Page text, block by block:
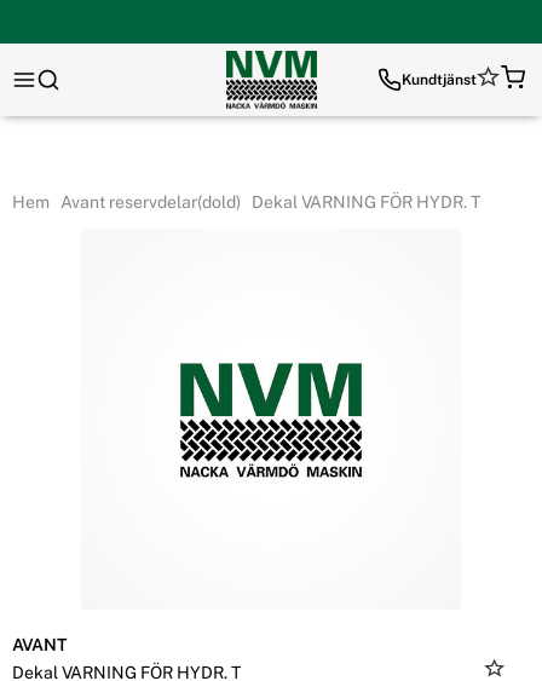
Kundtjänst
Hem Avant reservdelar(dold) Dekal VARNING FÖR HYDR. T
AVANT
Dekal VARNING FÖR HYDR. T